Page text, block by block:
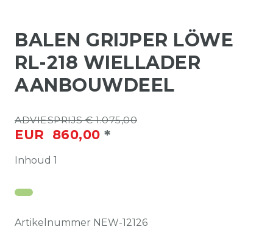
BALEN GRIJPER LÖWE
RL-218 WIELLADER
AANBOUWDEEL
ADVIESPRIJS € 1.075,00
EUR 860,00 *
Inhoud 1
Artikelnummer NEW-12126